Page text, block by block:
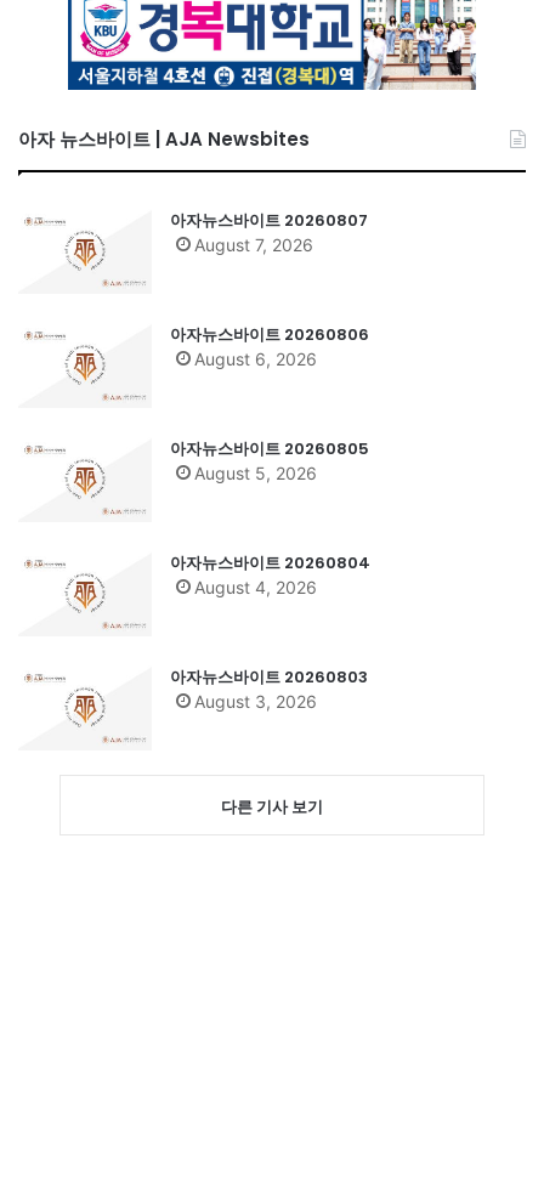
아자 뉴스바이트 | AJA Newsbites
아자뉴스바이트 20260807
August 7, 2026
아자뉴스바이트 20260806
August 6, 2026
아자뉴스바이트 20260805
August 5, 2026
아자뉴스바이트 20260804
August 4, 2026
아자뉴스바이트 20260803
August 3, 2026
다른 기사 보기